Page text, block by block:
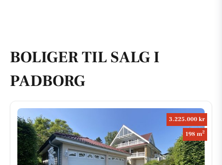
BOLIGER TIL SALG I
PADBORG
3.225.000 kr
198 m2